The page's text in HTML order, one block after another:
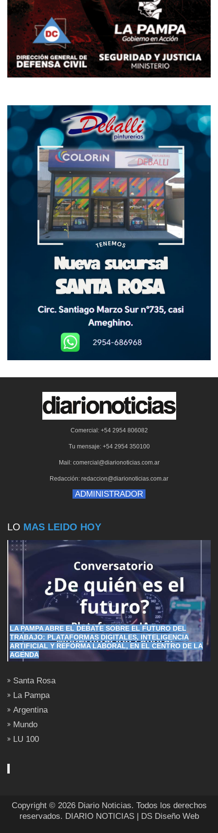
Comercial: +54 2954 806082
Tu mensaje: +54 2954 350100
Mail: comercial@diarionoticias.com.ar
Redacción: redaccion@diarionoticias.com.ar
ADMINISTRADOR
LO MAS LEIDO HOY
LA PAMPA ABRE EL DEBATE SOBRE EL FUTURO DEL
TRABAJO: PLATAFORMAS DIGITALES, INTELIGENCIA
ARTIFICIAL Y REFORMA LABORAL, EN EL CENTRO DE LA
AGENDA
Santa Rosa
La Pampa
Argentina
Mundo
LU 100
Copyright © 2026 Diario Noticias. Todos los derechos
reservados. DIARIO NOTICIAS | DS Diseño Web